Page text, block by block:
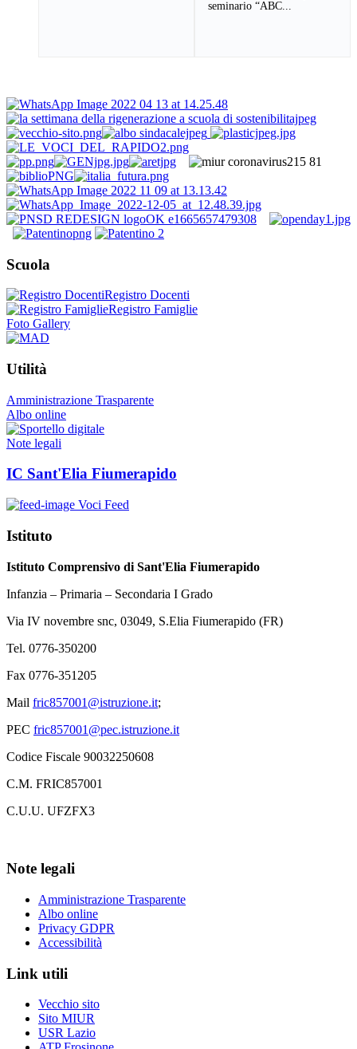
seminario “ABC...
Scuola
Registro Docenti
Registro Famiglie
Foto Gallery
Utilità
Amministrazione Trasparente
Albo online
Note legali
IC Sant'Elia Fiumerapido
Voci Feed
Istituto
Istituto Comprensivo di Sant'Elia Fiumerapido
Infanzia – Primaria – Secondaria I Grado
Via IV novembre snc, 03049, S.Elia Fiumerapido (FR)
Tel. 0776-350200
Fax 0776-351205
Mail fric857001@istruzione.it;
PEC fric857001@pec.istruzione.it
Codice Fiscale 90032250608
C.M. FRIC857001
C.U.U. UFZFX3
Note legali
Amministrazione Trasparente
Albo online
Privacy GDPR
Accessibilità
Link utili
Vecchio sito
Sito MIUR
USR Lazio